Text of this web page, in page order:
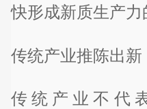
快形成新质生产力
传统产业推陈出新
传统产业不代